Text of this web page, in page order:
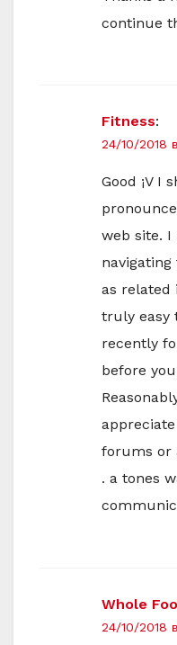
continue
Fitness:
24/10/2018
Good ¡V I
web site.
as related
truly easy
recently
before
forums or
. a tones
Whole
24/10/2018